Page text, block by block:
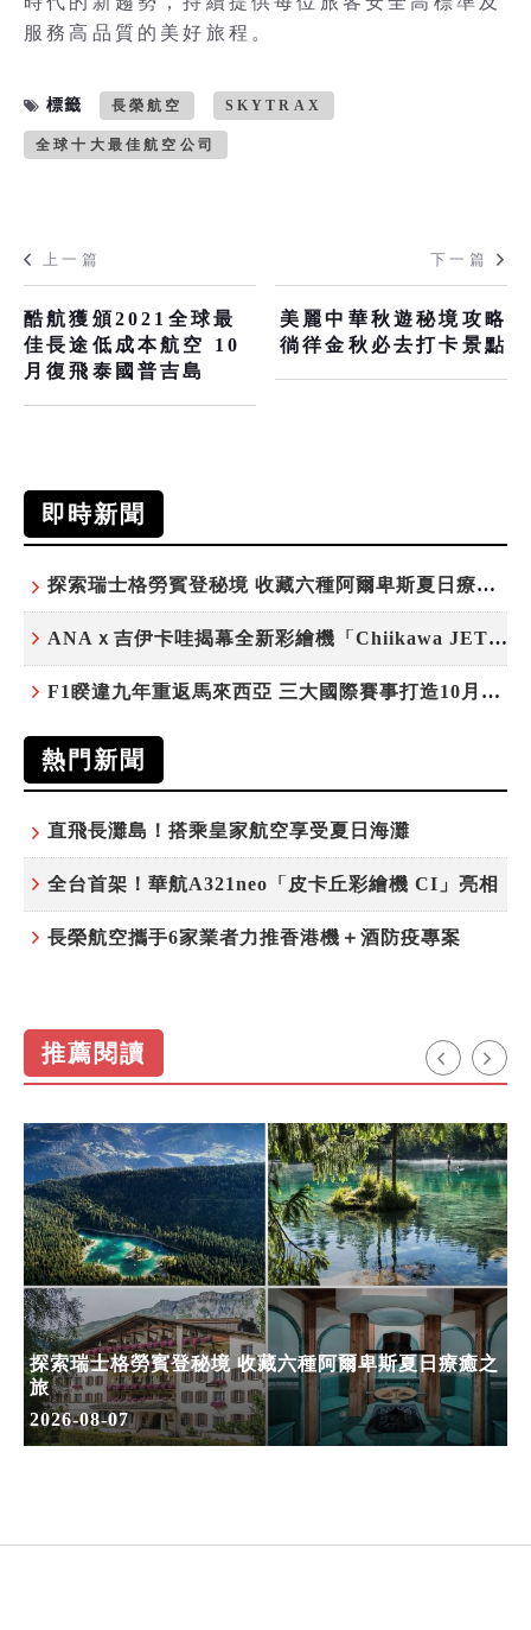
服務高品質的美好旅程。
標籤 長榮航空 SKYTRAX
全球十大最佳航空公司
上一篇
酷航獲頒2021全球最
佳長途低成本航空 10
月復飛泰國普吉島
下一篇
美麗中華秋遊秘境攻略
徜徉金秋必去打卡景點
即時新聞
探索瑞士格勞賓登秘境 收藏六種阿爾卑斯夏日療癒之旅
ANAｘ吉伊卡哇揭幕全新彩繪機「Chiikawa JET」
F1睽違九年重返馬來西亞 三大國際賽事打造10月運動旅遊熱潮 賽車、自行車、路跑同週登場
熱門新聞
直飛長灘島！搭乘皇家航空享受夏日海灘
全台首架！華航A321neo「皮卡丘彩繪機 CI」亮相
長榮航空攜手6家業者力推香港機＋酒防疫專案
推薦閱讀
探索瑞士格勞賓登秘境 收藏六種阿爾卑斯夏日療癒之
旅
2026-08-07